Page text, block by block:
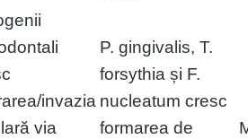
invazia
via
P. gingivalis, T.
forsythia și F.
nucleatum cresc
formarea de